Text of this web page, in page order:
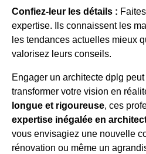
Confiez-leur les détails :
expertise. Ils connaissent les
les tendances actuelles mieux
valorisez leurs conseils.
Engager un architecte dplg
transformer votre vision en
longue et rigoureuse, ces
expertise inégalée en
vous envisagiez une nouvelle
rénovation ou même un